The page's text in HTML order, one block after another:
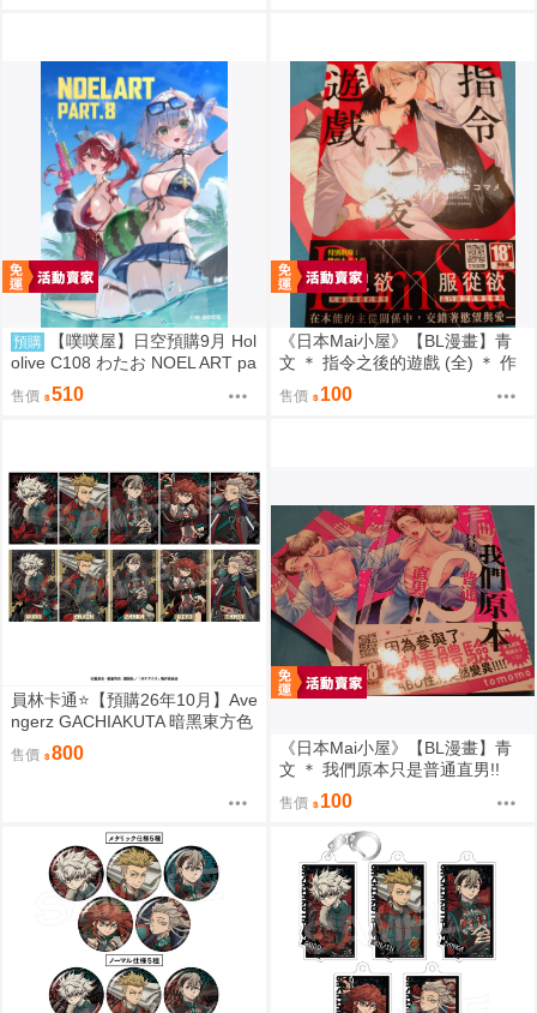
預購
【噗噗屋】日空預購9月 Hol
olive C108 わたお NOEL ART pa
rt.8 白銀諾艾爾 寶鐘瑪琳 三期生
售價 510
《日本Mai小屋》【BL漫畫】青
文 ＊ 指令之後的遊戲 (全) ＊ 作
者：オオタコマメ
售價 100
員林卡通⭐️【預購26年10月】Ave
ngerz GACHIAKUTA 暗黑東方色
彩 插圖卡片收藏集 中盒 0814
售價 800
《日本Mai小屋》【BL漫畫】青
文 ＊ 我們原本只是普通直男!!
(全) ＊ 作者：tomomo
售價 100